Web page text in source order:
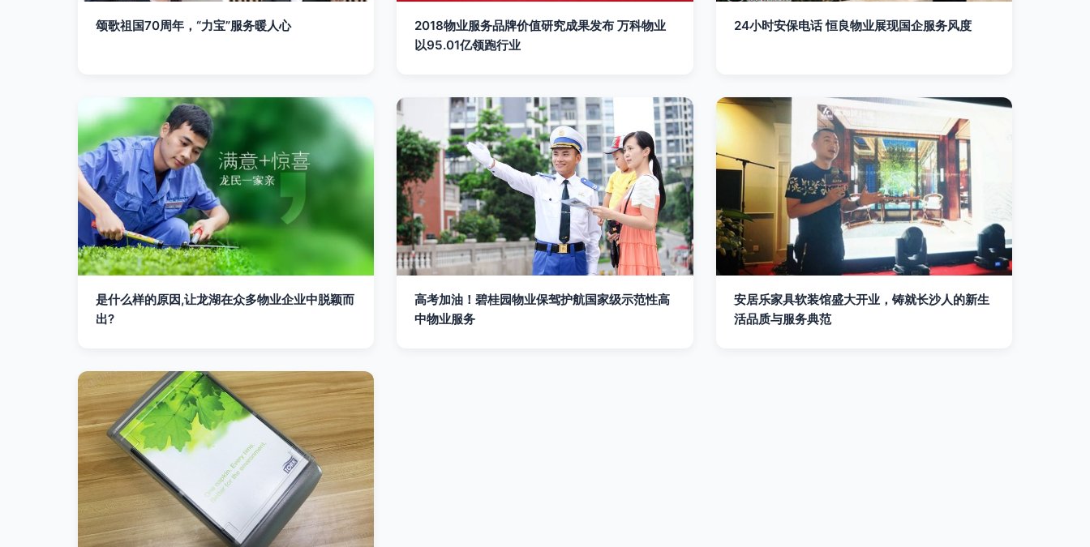
颂歌祖国70周年，“力宝”服务暖人心
2018物业服务品牌价值研究成果发布 万科物业
以95.01亿领跑行业
24小时安保电话 恒良物业展现国企服务风度
是什么样的原因,让龙湖在众多物业企业中脱颖而
出?
高考加油！碧桂园物业保驾护航国家级示范性高
中物业服务
安居乐家具软装馆盛大开业，铸就长沙人的新生
活品质与服务典范